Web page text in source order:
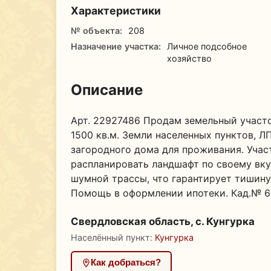
Характеристики
№ объекта:
208
Назначение участка:
Личное подсобное
хозяйство
Описание
Арт. 22927486 Продам земельный
1500 кв.м. Земли населенных пунктов,
загородного дома для проживания.
распланировать ландшафт по своему
шумной трассы, что гарантирует
Помощь в оформлении ипотеки. Кад.№
Свердловская область, с. Кунгурка
Населённый пункт: Кунгурка
Как добраться?